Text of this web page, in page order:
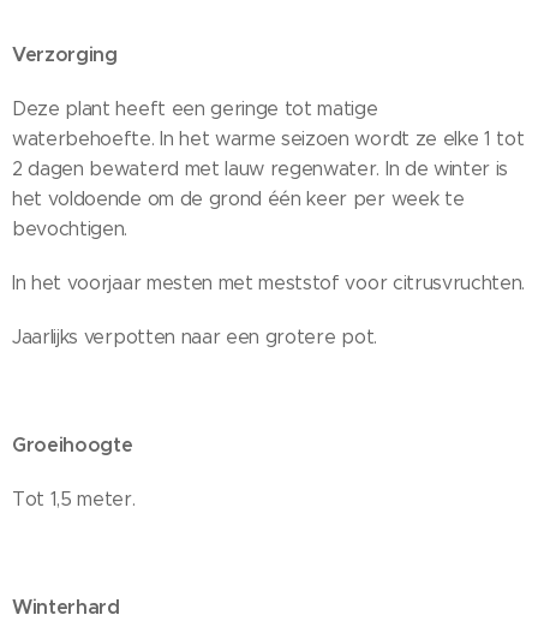
Verzorging
Deze plant heeft een geringe tot matige
waterbehoefte. In het warme seizoen wordt ze elke 1 tot
2 dagen bewaterd met lauw regenwater. In de winter is
het voldoende om de grond één keer per week te
bevochtigen.
In het voorjaar mesten met meststof voor citrusvruchten.
Jaarlijks verpotten naar een grotere pot.
Groeihoogte
Tot 1,5 meter.
Winterhard